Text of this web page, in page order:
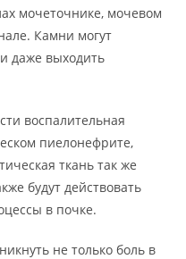
мочеточнике, мочевом
Камни могут
даже выходить
воспалительная
пиелонефрите,
ткань так же
будут действовать
в почке.
не только боль в